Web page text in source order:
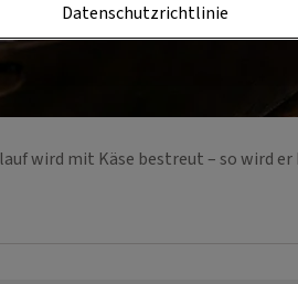
wird mit Käse bestreut – so wird
Datenschutzrichtlinie